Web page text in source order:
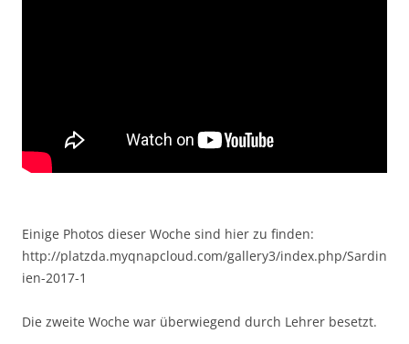
Einige Photos dieser Woche sind hier zu finden:
http://platzda.myqnapcloud.com/gallery3/index.php/Sardin
ien-2017-1
Die zweite Woche war überwiegend durch Lehrer besetzt.